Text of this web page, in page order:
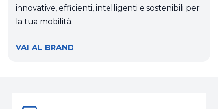
innovative, efficienti, intelligenti e sostenibili per
la tua mobilità.
VAI AL BRAND